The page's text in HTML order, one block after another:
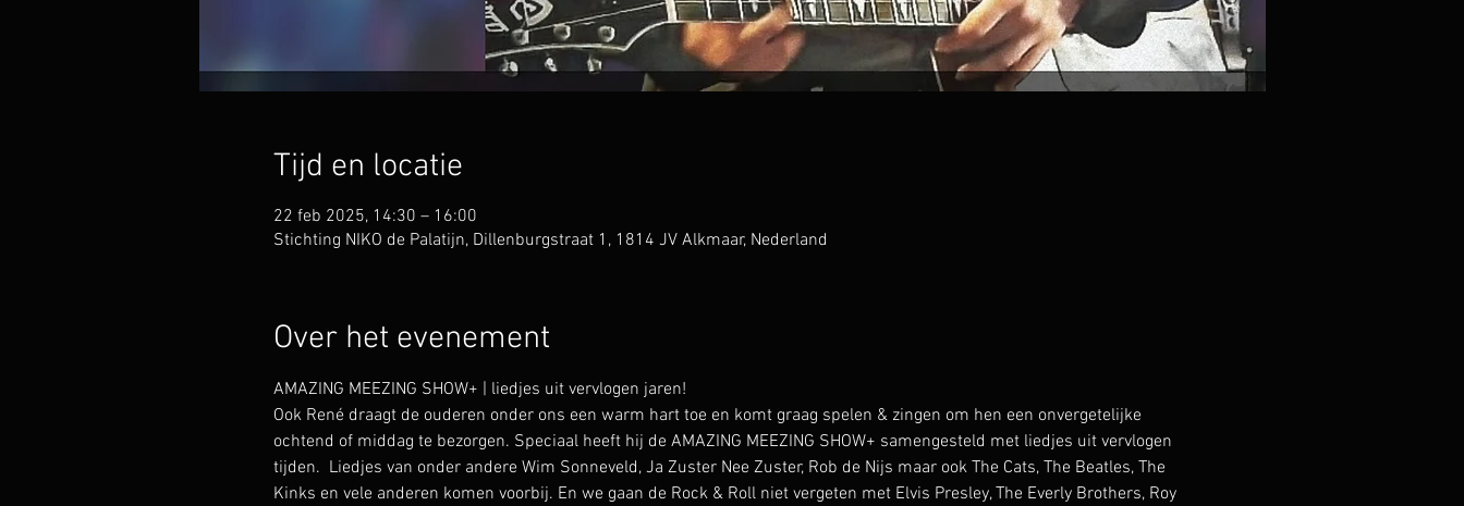
Tijd en locatie
22 feb 2025, 14:30 – 16:00
Stichting NIKO de Palatijn, Dillenburgstraat 1, 1814 JV Alkmaar, Nederland
Over het evenement
AMAZING MEEZING SHOW+ | liedjes uit vervlogen jaren!
Ook René draagt de ouderen onder ons een warm hart toe en komt graag spelen & zingen om hen een onvergetelijke
ochtend of middag te bezorgen. Speciaal heeft hij de AMAZING MEEZING SHOW+ samengesteld met liedjes uit vervlogen
tijden.  Liedjes van onder andere Wim Sonneveld, Ja Zuster Nee Zuster, Rob de Nijs maar ook The Cats, The Beatles, The
Kinks en vele anderen komen voorbij. En we gaan de Rock & Roll niet vergeten met Elvis Presley, The Everly Brothers, Roy